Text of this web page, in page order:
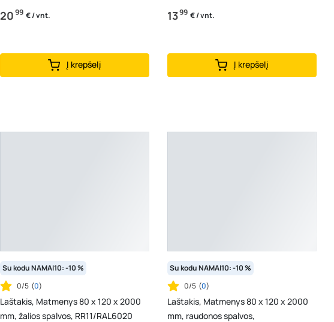
2099 € / vnt.
Į krepšelį
1399 € / vnt.
Į krepšelį
Su kodu NAMAI10: -10 %
0/5 (0)
Laštakis, Matmenys 80 x 120 x 2000
mm, žalios spalvos, RR11/RAL6020
Su kodu NAMAI10: -10 %
0/5 (0)
Laštakis, Matmenys 80 x 120 x 2000
mm, raudonos spalvos,